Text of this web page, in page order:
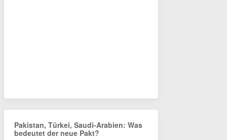
Pakistan, Türkei, Saudi-Arabien: Was
bedeutet der neue Pakt?